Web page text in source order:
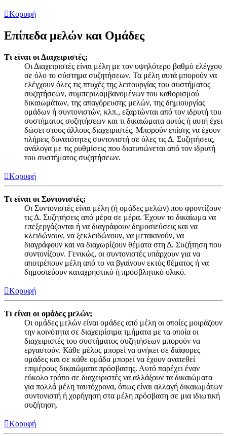
Κορυφή
Επίπεδα μελών και Ομάδες
Τι είναι οι Διαχειριστές;
Οι Διαχειριστές είναι μέλη με τον υψηλότερο βαθμό ελέγχου
σε όλο το σύστημα συζητήσεων. Τα μέλη αυτά μπορούν να
ελέγχουν όλες τις πτυχές της λειτουργίας του συστήματος
συζητήσεων, συμπεριλαμβανομένων του καθορισμού
δικαιωμάτων, της απαγόρευσης μελών, της δημιουργίας
ομάδων ή συντονιστών, κλπ., εξαρτώνται από τον ιδρυτή του
συστήματος συζητήσεων και τι δικαιώματα αυτός ή αυτή έχει
δώσει στους άλλους διαχειριστές. Μπορούν επίσης να έχουν
πλήρεις δυνατότητες συντονιστή σε όλες τις Δ. Συζητήσεις,
ανάλογα με τις ρυθμίσεις που διατυπώνεται από τον ιδρυτή
του συστήματος συζητήσεων.
Κορυφή
Τι είναι οι Συντονιστές;
Οι Συντονιστές είναι μέλη (ή ομάδες μελών) που φροντίζουν
τις Δ. Συζητήσεις από μέρα σε μέρα. Έχουν το δικαίωμα να
επεξεργάζονται ή να διαγράφουν δημοσιεύσεις και να
κλειδώνουν, να ξεκλειδώνουν, να μετακινούν, να
διαγράφουν και να διαχωρίζουν θέματα στη Δ. Συζήτηση που
συντονίζουν. Γενικώς, οι συντονιστές υπάρχουν για να
αποτρέπουν μέλη από το να βγαίνουν εκτός θέματος ή να
δημοσιεύουν καταχρηστικό ή προσβλητικό υλικό.
Κορυφή
Τι είναι οι ομάδες μελών;
Οι ομάδες μελών είναι ομάδες από μέλη οι οποίες μοιράζουν
την κοινότητα σε διαχειρίσιμα τμήματα με τα οποία οι
διαχειριστές του συστήματος συζητήσεων μπορούν να
εργαστούν. Κάθε μέλος μπορεί να ανήκει σε διάφορες
ομάδες και σε κάθε ομάδα μπορεί να έχουν ανατεθεί
επιμέρους δικαιώματα πρόσβασης. Αυτό παρέχει έναν
εύκολο τρόπο σε διαχειριστές να αλλάξουν τα δικαιώματα
για πολλά μέλη ταυτόχρονα, όπως είναι αλλαγή δικαιωμάτων
συντονιστή ή χορήγηση στα μέλη πρόσβαση σε μια ιδιωτική
συζήτηση.
Κορυφή